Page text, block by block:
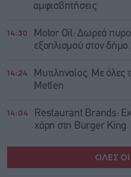
αμφισβητήσεις
14:30
Motor Oil: Δωρεά
εξοπλισμού στον δήμο
14:24
Μυτιληναίος: Με όλες
Metlen
14:04
Restaurant Brands:
χάρη στη Burger King
ΟΛΕΣ ΟΙ